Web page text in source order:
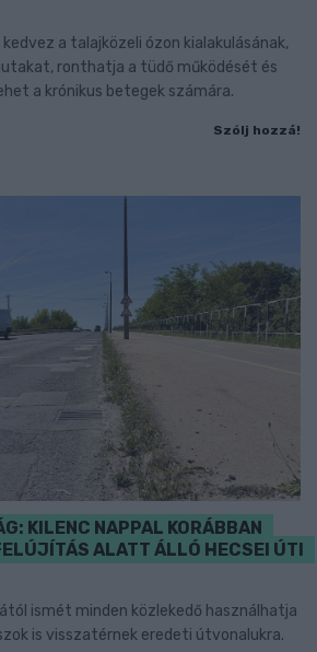
a talajközeli ózon kialakulásának,
ronthatja a tüdő működését és
a krónikus betegek számára.
Szólj hozzá!
KILENC NAPPAL KORÁBBAN
ALATT ÁLLÓ HECSEI ÚTI
ismét minden közlekedő használhatja
is visszatérnek eredeti útvonalukra.